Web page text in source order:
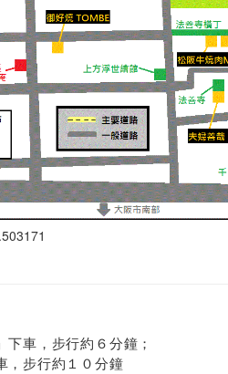
下車，步行約６分鐘；
，步行約１０分鐘